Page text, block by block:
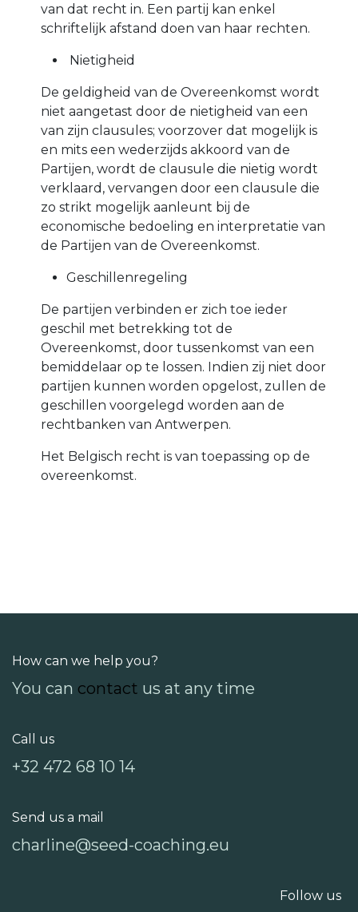
van dat recht in. Een partij kan enkel
schriftelijk afstand doen van haar rechten.
Nietigheid
De geldigheid van de Overeenkomst wordt
niet aangetast door de nietigheid van een
van zijn clausules; voorzover dat mogelijk is
en mits een wederzijds akkoord van de
Partijen, wordt de clausule die nietig wordt
verklaard, vervangen door een clausule die
zo strikt mogelijk aanleunt bij de
economische bedoeling en interpretatie van
de Partijen van de Overeenkomst.
Geschillenregeling
De partijen verbinden er zich toe ieder
geschil met betrekking tot de
Overeenkomst, door tussenkomst van een
bemiddelaar op te lossen. Indien zij niet door
partijen kunnen worden opgelost, zullen de
geschillen voorgelegd worden aan de
rechtbanken van Antwerpen.
Het Belgisch recht is van toepassing op de
overeenkomst.
How can we help you?
You can contact us at any time
Call us
+32 472 68 10 14
Send us a mail
charline@seed-coaching.eu
Follow us